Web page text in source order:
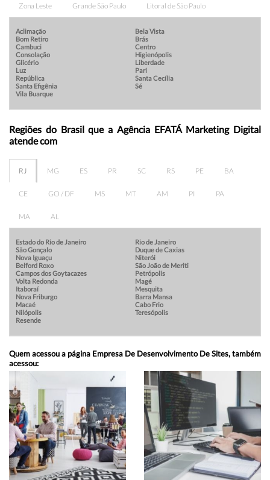
Zona Leste Grande São Paulo Litoral de São Paulo
Aclimação
Bela Vista
Bom Retiro
Brás
Cambuci
Centro
Consolação
Higienópolis
Glicério
Liberdade
Luz
Pari
República
Santa Cecília
Santa Efigênia
Sé
Vila Buarque
Regiões do Brasil que a Agência EFATÁ Marketing Digital
atende com
RJ MG ES PR SC RS PE BA
CE GO / DF MS MT AM PI PA
MA AL
Estado do Rio de Janeiro
Rio de Janeiro
São Gonçalo
Duque de Caxias
Nova Iguaçu
Niterói
Belford Roxo
São João de Meriti
Campos dos Goytacazes
Petrópolis
Volta Redonda
Magé
Itaboraí
Mesquita
Nova Friburgo
Barra Mansa
Macaé
Cabo Frio
Nilópolis
Teresópolis
Resende
Quem acessou a página Empresa De Desenvolvimento De Sites, também
acessou: